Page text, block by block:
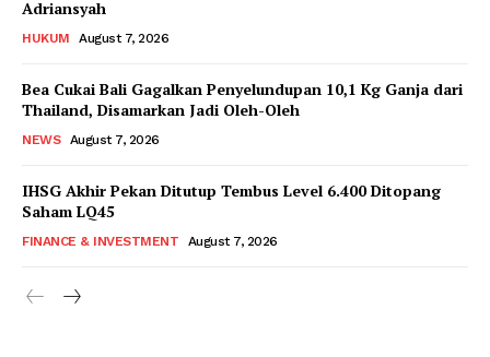
Adriansyah
HUKUM August 7, 2026
Bea Cukai Bali Gagalkan Penyelundupan 10,1 Kg Ganja dari
Thailand, Disamarkan Jadi Oleh-Oleh
NEWS August 7, 2026
IHSG Akhir Pekan Ditutup Tembus Level 6.400 Ditopang
Saham LQ45
FINANCE & INVESTMENT August 7, 2026